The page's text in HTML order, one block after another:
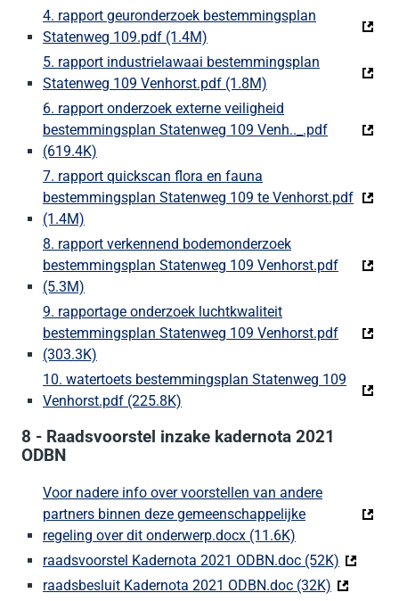
4. rapport geuronderzoek bestemmingsplan
Statenweg 109.pdf (1.4M) (Deze link gaat naar een
5. rapport industrielawaai bestemmingsplan
Statenweg 109 Venhorst.pdf (1.8M) (Deze link gaat
6. rapport onderzoek externe veiligheid
bestemmingsplan Statenweg 109 Venh.._.pdf
(619.4K)
7. rapport quickscan flora en fauna
bestemmingsplan Statenweg 109 te Venhorst.pdf
(1.4M)
8. rapport verkennend bodemonderzoek
bestemmingsplan Statenweg 109 Venhorst.pdf
(5.3M)
9. rapportage onderzoek luchtkwaliteit
bestemmingsplan Statenweg 109 Venhorst.pdf
(303.3K)
10. watertoets bestemmingsplan Statenweg 109
Venhorst.pdf (225.8K) (Deze link gaat naar een externe
8 - Raadsvoorstel inzake kadernota 2021
ODBN
Voor nadere info over voorstellen van andere
partners binnen deze gemeenschappelijke
regeling over dit onderwerp.docx (11.6K)
raadsvoorstel Kadernota 2021 ODBN.doc (52K) (Deze
raadsbesluit Kadernota 2021 ODBN.doc (32K) (Deze